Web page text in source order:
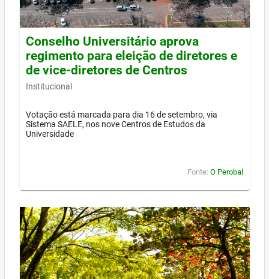
Conselho Universitário aprova
regimento para eleição de diretores e
de vice-diretores de Centros
Institucional
Votação está marcada para dia 16 de setembro, via
Sistema SAELE, nos nove Centros de Estudos da
Universidade
Fonte: O Perobal